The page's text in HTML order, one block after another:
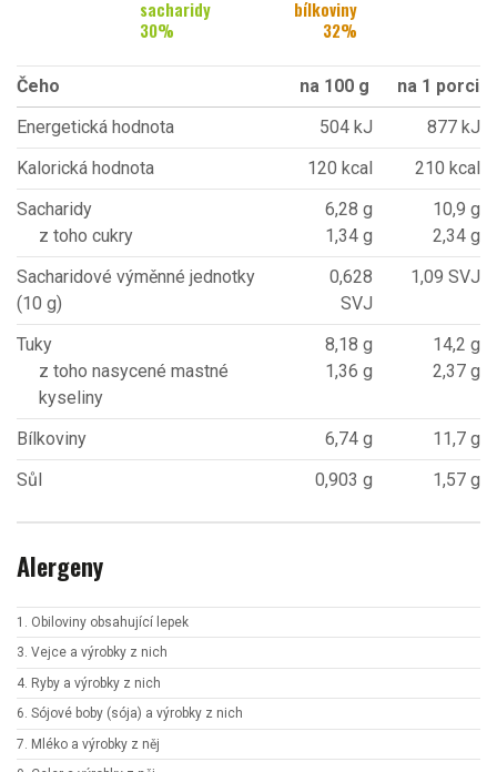
sacharidy
30%
bílkoviny
32%
Čeho na 100 g
na 1 porci
Energetická hodnota
504 kJ
877 kJ
Kalorická hodnota
120 kcal
210 kcal
Sacharidy
z toho cukry
6,28 g
1,34 g
10,9 g
2,34 g
Sacharidové výměnné jednotky
(10 g)
0,628
SVJ
1,09 SVJ
Tuky
z toho nasycené mastné
kyseliny
8,18 g
1,36 g
14,2 g
2,37 g
Bílkoviny 6,74 g
11,7 g
Sůl
0,903 g 1,57 g
Alergeny
1. Obiloviny obsahující lepek
3. Vejce a výrobky z nich
4. Ryby a výrobky z nich
6. Sójové boby (sója) a výrobky z nich
7. Mléko a výrobky z něj